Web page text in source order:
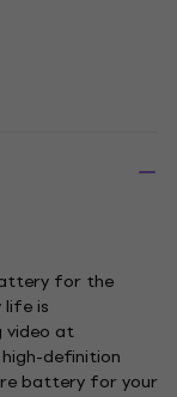
for the
life is
video at
definition
battery for your